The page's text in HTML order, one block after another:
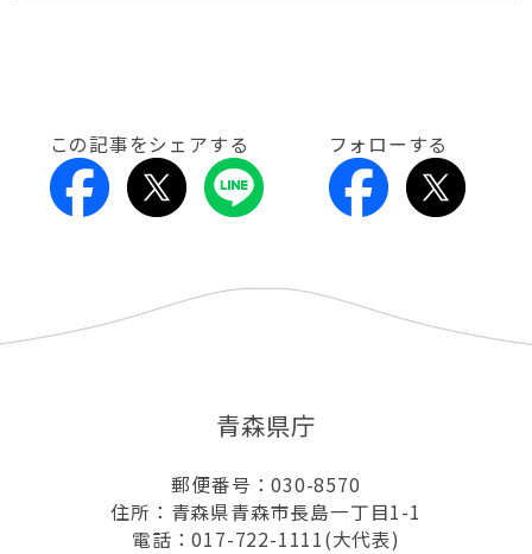
この記事をシェアする フォローする
青森県庁
郵便番号：030-8570
住所：青森県青森市長島一丁目1-1
電話：017-722-1111(大代表)